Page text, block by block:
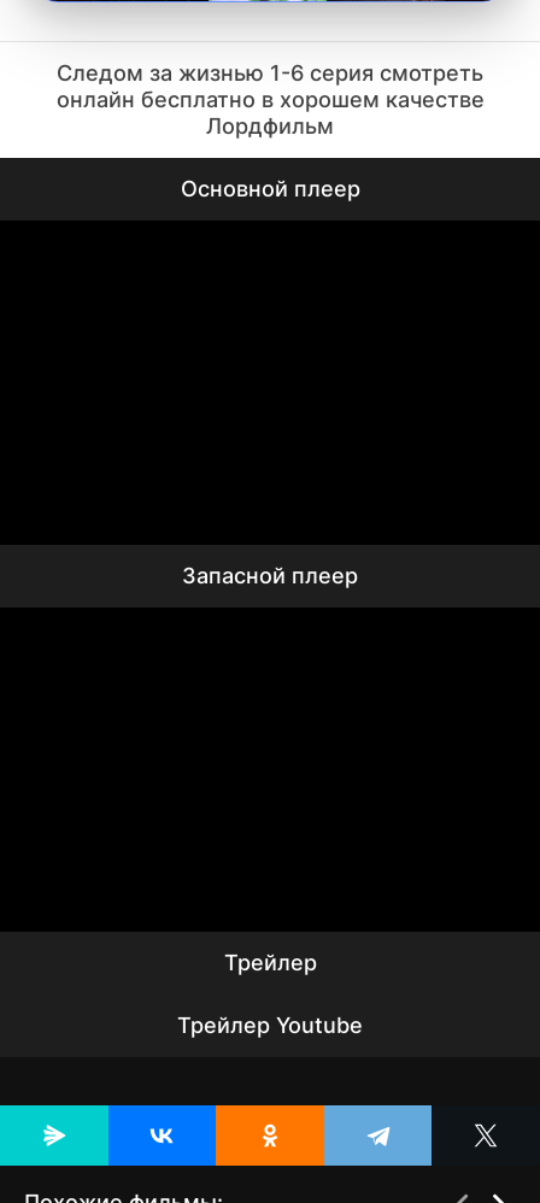
Следом за жизнью 1-6 серия смотреть
онлайн бесплатно в хорошем качестве
Лордфильм
Основной плеер
Запасной плеер
Трейлер
Трейлер Youtube